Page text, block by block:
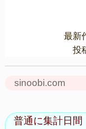
最新
投
sinoobi.com
普通に集計日間